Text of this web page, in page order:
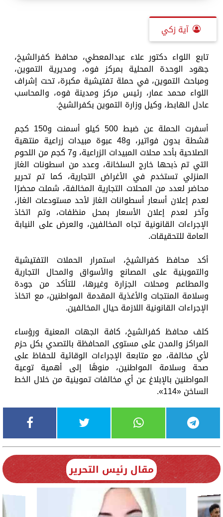
آية زكي
تابع اللواء دكتور علاء عبدالمعطي، محافظ كفرالشيخ،
جهود الوحدة المحلية بمركز فوه، ومديرية التموين،
ومباحث التموين، في حملة تفتيشية مكبرة، تحت إشراف
اللواء محمد عمار، رئيس مركز ومدينة فوه، والمحاسب
عادل الهابط، وكيل وزارة التموين بكفرالشيخ.
أسفرت الحملة عن ضبط 500 كيلو أسمنت و150 كجم
قشطة بدون فواتير، و48 عبوة مبيدات زراعية منتهية
الصلاحية بأحد محلات المبيدات الزراعية، و7 كجم من اللحوم
التي تم ذبحها خارج السلخانة، وعدد من اسطونات الغاز
المنزلي تستخدم في الأغراض التجارية، كما تم تحرير
محاضر لعدد من المحلات التجارية المخالفة، شملت محضرًا
لعدم إعلان أسعار أسطوانات الغاز لأحد مستودعات الغاز،
وآخر لعدم إعلان الأسعار بمحل منظفات، وتم اتخاذ
الإجراءات القانونية تجاه المخالفين، والعرض على النيابة
العامة للتحقيقات.
أكد محافظ كفرالشيخ، استمرار الحملات التفتيشية
والتموينية على المصانع والأسواق والمحال التجارية
والمطاعم ومحلات الجزارة وغيرها، للتأكد من جودة
وسلامة المنتجات والأغذية المقدمة المواطنين، مع اتخاذ
الإجراءات القانونية اللازمة حيال المخالفين.
كلف محافظ كفرالشيخ، كافة الجهات المعنية ورؤساء
المراكز والمدن على مستوى المحافظة بالتصدي بكل حزم
لأي مخالفة، مع متابعة الإجراءات الوقائية للحفاظ على
صحة وسلامة المواطنين، منوهًا إلى أهمية توعية
المواطنين بالإبلاغ عن أي مخالفات تموينية من خلال الخط
الساخن «114»‏.
مقال رئيس التحرير